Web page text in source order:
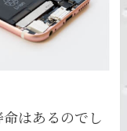
はあるのでし